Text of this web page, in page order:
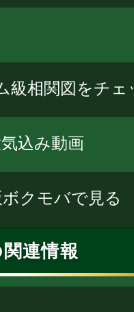
級相関図をチェ
込み動画
クモバで見る
連情報